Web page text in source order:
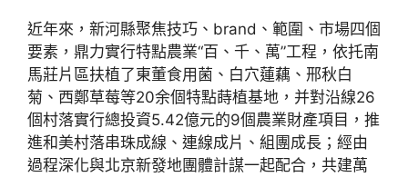
近年來，新河縣聚焦技巧、brand、範圍、市場四個
要素，鼎力實行特點農業“百、千、萬”工程，依托南
馬莊片區扶植了東董食用菌、白穴蓮藕、邢秋白
菊、西鄭草莓等20余個特點蒔植基地，并對沿線26
個村落實行總投資5.42億元的9個農業財產項目，推
進和美村落串珠成線、連線成片、組團成長；經由
過程深化與北京新發地團體計謀一起配合，共建萬